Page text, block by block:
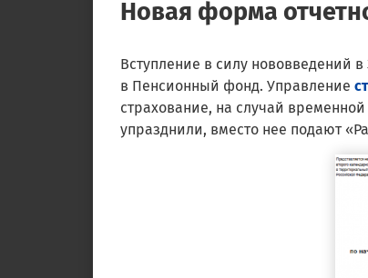
Новая форма
Вступление в силу нововведений
в Пенсионный фонд. Управление
страхование, на случай
упразднили, вместо нее подают